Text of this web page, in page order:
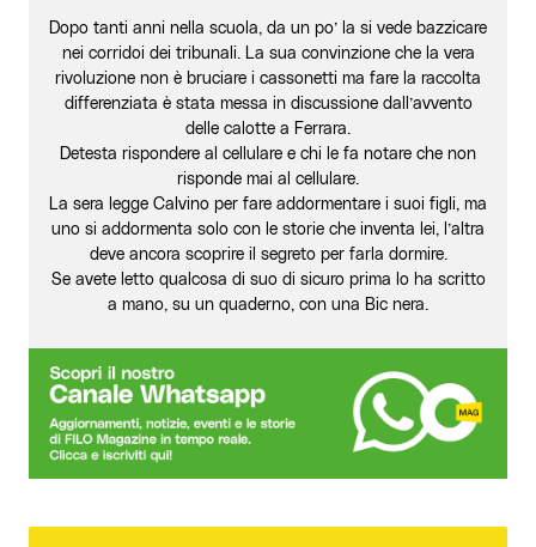
Dopo tanti anni nella scuola, da un po’ la si vede bazzicare
nei corridoi dei tribunali. La sua convinzione che la vera
rivoluzione non è bruciare i cassonetti ma fare la raccolta
differenziata è stata messa in discussione dall’avvento
delle calotte a Ferrara.
Detesta rispondere al cellulare e chi le fa notare che non
risponde mai al cellulare.
La sera legge Calvino per fare addormentare i suoi figli, ma
uno si addormenta solo con le storie che inventa lei, l’altra
deve ancora scoprire il segreto per farla dormire.
Se avete letto qualcosa di suo di sicuro prima lo ha scritto
a mano, su un quaderno, con una Bic nera.